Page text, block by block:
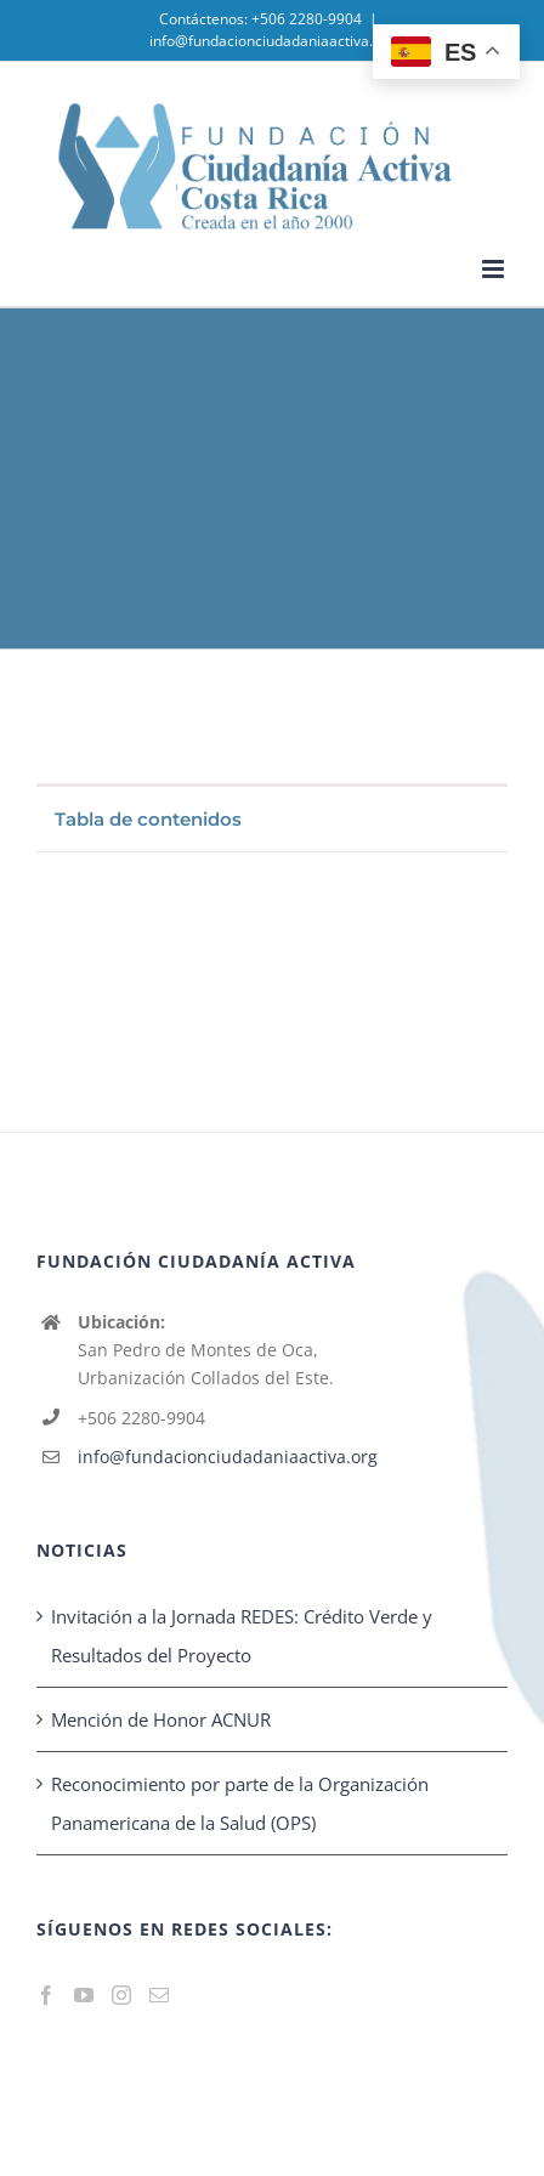
to
Contáctenos: +506 2280-9904 |
info@fundacionciudadaniaactiva.org
Tabla de contenidos
FUNDACIÓN CIUDADANÍA ACTIVA
Ubicación:
San Pedro de Montes de Oca,
Urbanización Collados del Este.
+506 2280-9904
info@fundacionciudadaniaactiva.org
NOTICIAS
Invitación a la Jornada REDES: Crédito Verde y
Resultados del Proyecto
Mención de Honor ACNUR
Reconocimiento por parte de la Organización
Panamericana de la Salud (OPS)
SÍGUENOS EN REDES SOCIALES:
ES